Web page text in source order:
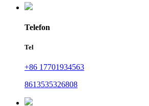
Telefon
Tel
+86 17701934563
8613535326808